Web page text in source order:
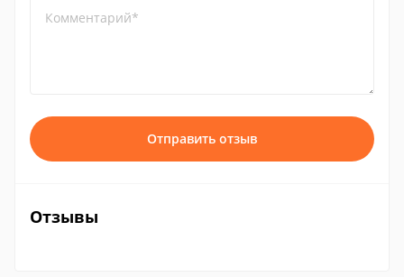
Комментарий*
Отправить отзыв
Отзывы